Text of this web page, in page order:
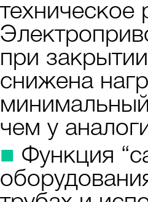
при
снижена
чем у
■ Функция